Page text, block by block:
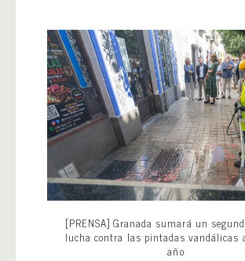
[PRENSA] Granada sumará un
lucha contra las pintadas vandálicas
año